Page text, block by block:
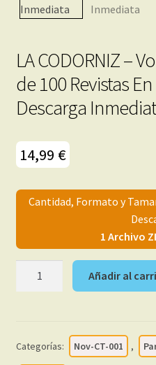
Mi cuenta
LA CODORNIZ –
de 100 Revistas
Descarga
14,99 €
Cantidad, Formato y
1 Archivo
Añadir al
Categorías: Nov-CT-001 ,